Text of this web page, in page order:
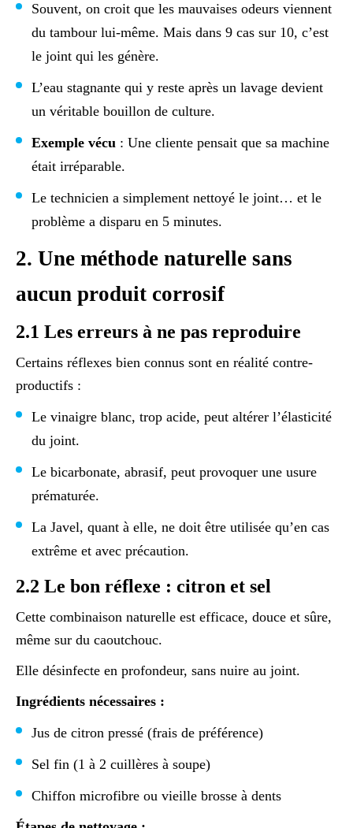
Souvent, on croit que les mauvaises odeurs viennent
du tambour lui-même. Mais dans 9 cas sur 10, c’est
le joint qui les génère.
L’eau stagnante qui y reste après un lavage devient
un véritable bouillon de culture.
Exemple vécu : Une cliente pensait que sa machine
était irréparable.
Le technicien a simplement nettoyé le joint… et le
problème a disparu en 5 minutes.
2. Une méthode naturelle sans
aucun produit corrosif
2.1 Les erreurs à ne pas reproduire
Certains réflexes bien connus sont en réalité contre-
productifs :
Le vinaigre blanc, trop acide, peut altérer l’élasticité
du joint.
Le bicarbonate, abrasif, peut provoquer une usure
prématurée.
La Javel, quant à elle, ne doit être utilisée qu’en cas
extrême et avec précaution.
2.2 Le bon réflexe : citron et sel
Cette combinaison naturelle est efficace, douce et sûre,
même sur du caoutchouc.
Elle désinfecte en profondeur, sans nuire au joint.
Ingrédients nécessaires :
Jus de citron pressé (frais de préférence)
Sel fin (1 à 2 cuillères à soupe)
Chiffon microfibre ou vieille brosse à dents